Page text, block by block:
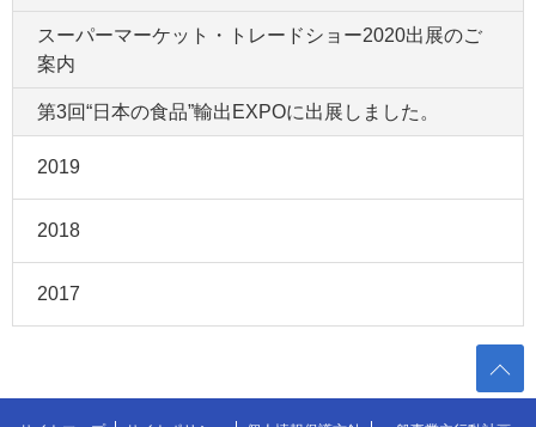
スーパーマーケット・トレードショー2020出展のご
案内
第3回“日本の食品”輸出EXPOに出展しました。
2019
2018
2017